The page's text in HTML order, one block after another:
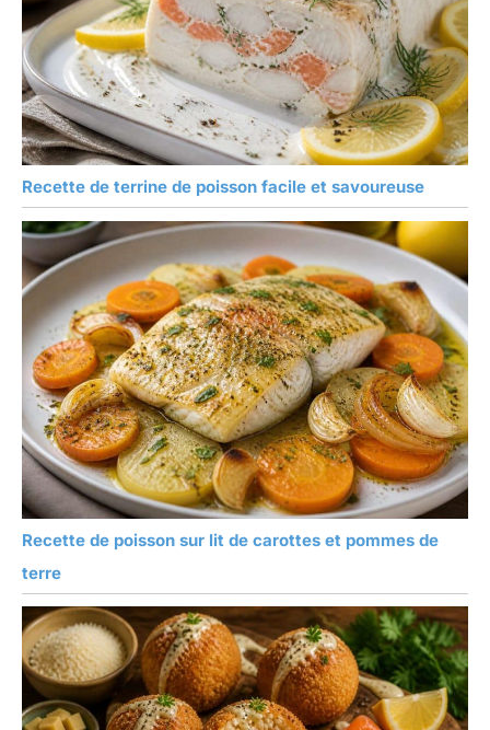
Recette de terrine de poisson facile et savoureuse
Recette de poisson sur lit de carottes et pommes de
terre